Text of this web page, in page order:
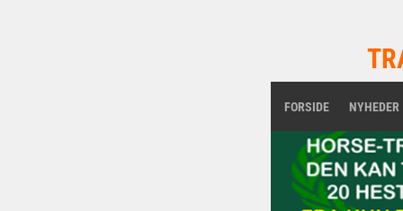
FORSIDE NYHEDER